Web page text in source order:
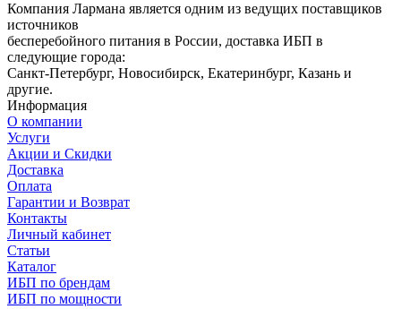
Компания Лармана является одним из ведущих поставщиков
источников
бесперебойного питания в России, доставка ИБП в
следующие города:
Санкт-Петербург, Новосибирск, Екатеринбург, Казань и
другие.
Информация
О компании
Услуги
Акции и Скидки
Доставка
Оплата
Гарантии и Возврат
Контакты
Личный кабинет
Статьи
Каталог
ИБП по брендам
ИБП по мощности